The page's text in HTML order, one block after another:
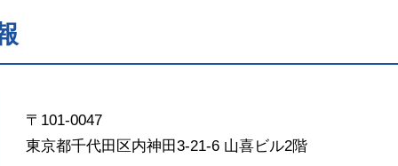
〒101-0047
東京都千代田区内神田3-21-6 山喜ビル2階